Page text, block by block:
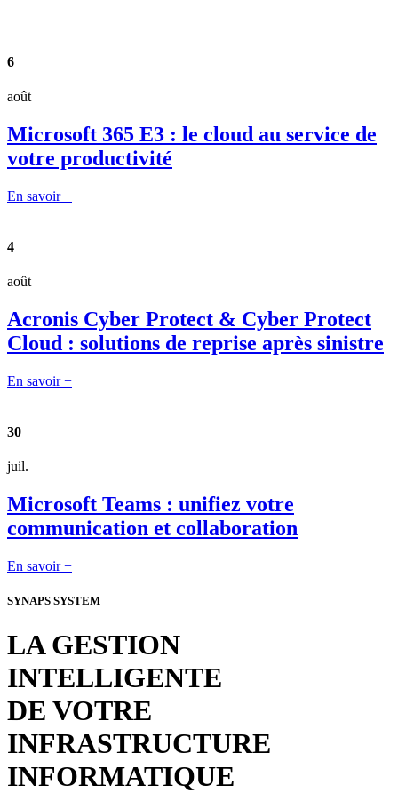
6
août
Microsoft 365 E3 : le cloud au service de
votre productivité
En savoir +
4
août
Acronis Cyber Protect & Cyber Protect
Cloud : solutions de reprise après sinistre
En savoir +
30
juil.
Microsoft Teams : unifiez votre
communication et collaboration
En savoir +
SYNAPS SYSTEM
LA GESTION
INTELLIGENTE
DE VOTRE
INFRASTRUCTURE
INFORMATIQUE